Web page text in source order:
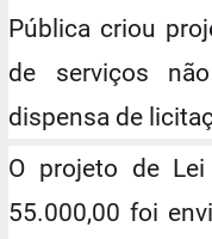
Pública criou
de serviços
dispensa de
O projeto de
55.000,00 foi